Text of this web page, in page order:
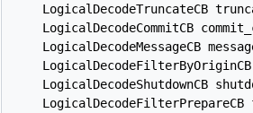
LogicalDecodeTruncateCB
LogicalDecodeCommitCB
LogicalDecodeMessageCB
LogicalDecodeShutdownCB
LogicalDecodeFilterPrepareCB